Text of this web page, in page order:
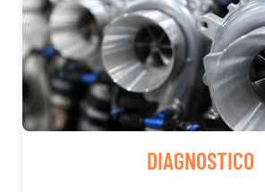
DIAGNOSTICO